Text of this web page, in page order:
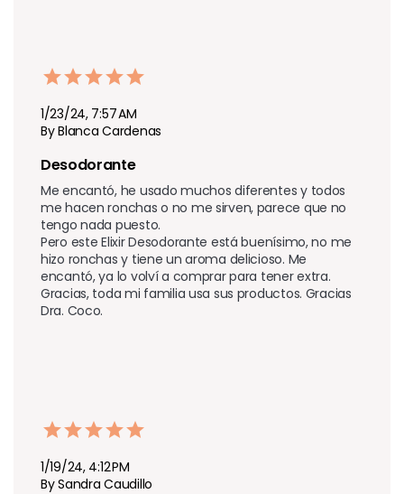
1/23/24, 7:57 AM
By Blanca Cardenas
Desodorante
Me encantó, he usado muchos diferentes y todos
me hacen ronchas o no me sirven, parece que no
tengo nada puesto.
Pero este Elixir Desodorante está buenísimo, no me
hizo ronchas y tiene un aroma delicioso. Me
encantó, ya lo volví a comprar para tener extra.
Gracias, toda mi familia usa sus productos. Gracias
Dra. Coco.
1/19/24, 4:12 PM
By Sandra Caudillo